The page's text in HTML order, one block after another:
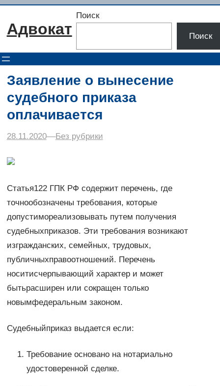
Перейти
содержимому
Адвокат
Поиск
Поиск
Заявление о вынесение
судебного приказа
оплачивается
28.11.2020––Без рубрики
Статья122 ГПК РФ содержит перечень, где
точнообозначены требования, которые
допустимореализовывать путем получения
судебныхприказов. Эти требования возникают
изгражданских, семейных, трудовых,
публичныхправоотношений. Перечень
носитисчерпывающий характер и может
бытьрасширен или сокращен только
новымфедеральным законом.
Судебныйприказ выдается если:
Требование основано на нотариально
удостоверенной сделке.